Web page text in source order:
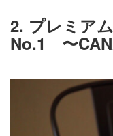
2. プレミア
No.1 〜